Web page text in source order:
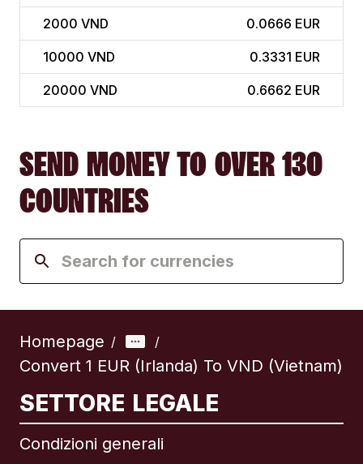
2000 VND 0.0666 EUR
10000 VND 0.3331 EUR
20000 VND 0.6662 EUR
SEND MONEY TO OVER 130
COUNTRIES
Homepage / /
Convert 1 EUR (Irlanda) To VND (Vietnam)
SETTORE LEGALE
Condizioni generali